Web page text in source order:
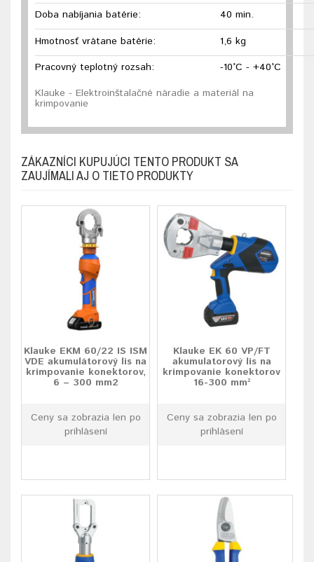
Doba nabíjania batérie:
Hmotnosť vrátane batérie:
40 min.
1,6 kg
Pracovný teplotný rozsah:
-10°C - +40°C
Klauke - Elektroinštalačné náradie a materiál na
krimpovanie
ZÁKAZNÍCI KUPUJÚCI TENTO PRODUKT SA
ZAUJÍMALI AJ O TIETO PRODUKTY
Klauke EKM 60/22 IS ISM
VDE akumulátorový lis na
krimpovanie konektorov,
6 – 300 mm2
Ceny sa zobrazia len po
prihlásení
Klauke EK 60 VP/FT
akumulatorový lis na
krimpovanie konektorov
16-300 mm²
Ceny sa zobrazia len po
prihlásení